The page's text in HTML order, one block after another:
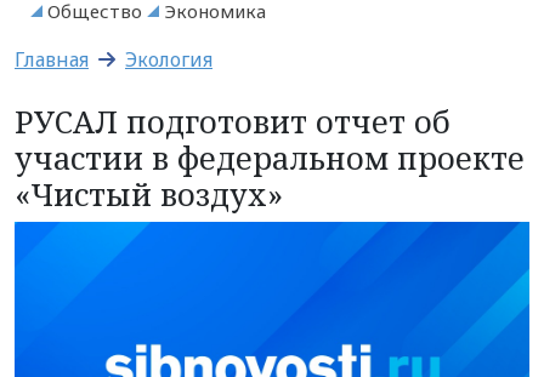
Общество
Экономика
Главная Экология
РУСАЛ подготовит отчет об
участии в федеральном проекте
«Чистый воздух»